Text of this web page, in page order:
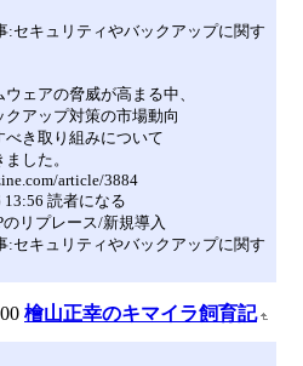
:セキュリティやバックアップに関す
ェアの脅威が高まる中、
アップ対策の市場動向
べき取り組みについて
した。
article/3884
13:56 読者になる
リプレース/新規導入
:セキュリティやバックアップに関す
檜山正幸のキマイラ飼育記